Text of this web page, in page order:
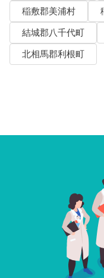
稲敷郡美浦村
結城郡八千代町
北相馬郡利根町